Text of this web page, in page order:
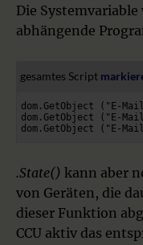
Die
abhängende
gesamtes Script
dom.GetObject ("E-
dom.GetObject ("E-
dom.GetObject ("E-
.State() kann aber
von Geräten, die
dieser Funktion
CCU aktiv das